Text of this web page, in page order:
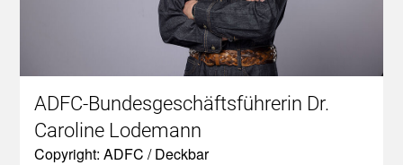
ADFC-Bundesgeschäftsführerin Dr.
Caroline Lodemann
Copyright: ADFC / Deckbar